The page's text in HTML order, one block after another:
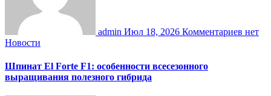
admin Июл 18, 2026 Комментариев нет
Новости
Шпинат El Forte F1: особенности всесезонного
выращивания полезного гибрида